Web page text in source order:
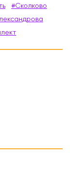
#Сколково